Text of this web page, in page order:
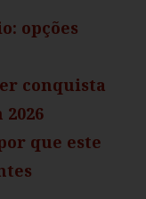
opções
conquista
que este